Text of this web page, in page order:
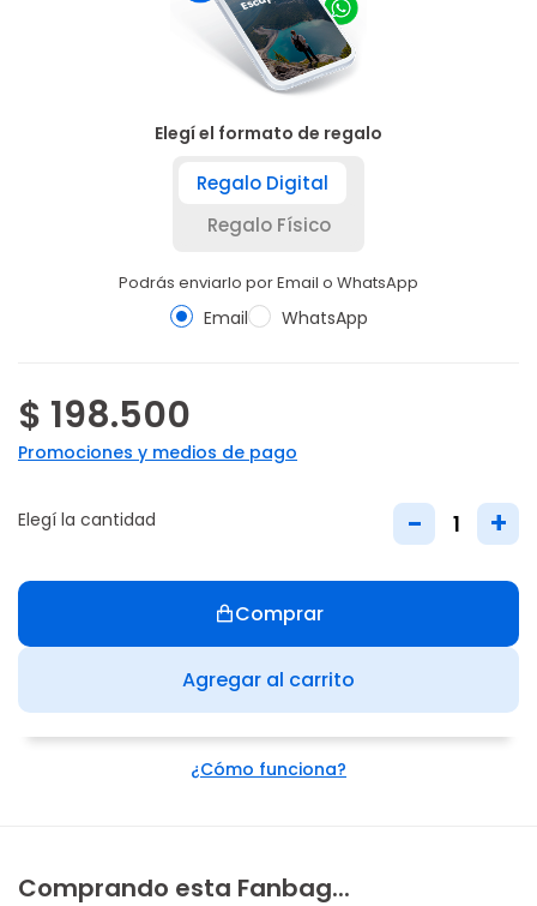
Elegí el formato de regalo
Regalo Digital
Regalo Físico
Podrás enviarlo por Email o WhatsApp
Email WhatsApp
$ 198.500
Promociones y medios de pago
Elegí la cantidad - +
Agregar al carrito
Comprar
¿Cómo funciona?
Comprando esta Fanbag...